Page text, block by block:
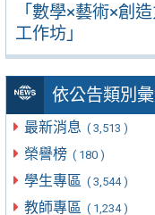
「數學×藝術×創
工作坊」
依公告類別
最新消息 ( 3,513 )
榮譽榜 ( 180 )
學生專區 ( 3,544 )
教師專區 ( 1,234 )